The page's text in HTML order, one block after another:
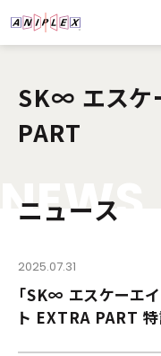
SK∞ エスケ
PART
NEWS
ニュース
2025.07.31
「SK∞ エスケーエ
ト EXTRA PART 特